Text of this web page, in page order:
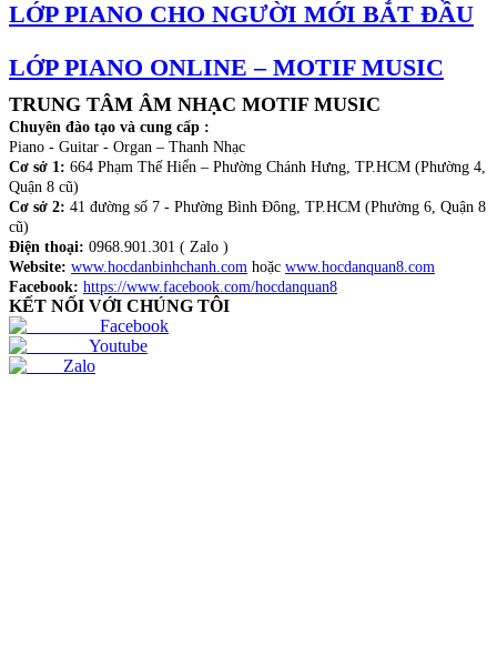
LỚP PIANO CHO NGƯỜI MỚI BẮT ĐẦU
LỚP PIANO ONLINE – MOTIF MUSIC
TRUNG TÂM ÂM NHẠC MOTIF MUSIC
Chuyên đào tạo và cung cấp :
Piano - Guitar - Organ – Thanh Nhạc
Cơ sở 1: 664 Phạm Thế Hiển – Phường Chánh Hưng, TP.HCM (Phường 4,
Quận 8 cũ)
Cơ sở 2: 41 đường số 7 - Phường Bình Đông, TP.HCM (Phường 6, Quận 8
cũ)
Điện thoại: 0968.901.301 ( Zalo )
Website: www.hocdanbinhchanh.com hoặc www.hocdanquan8.com
Facebook: https://www.facebook.com/hocdanquan8
KẾT NỐI VỚI CHÚNG TÔI
Facebook
Youtube
Zalo